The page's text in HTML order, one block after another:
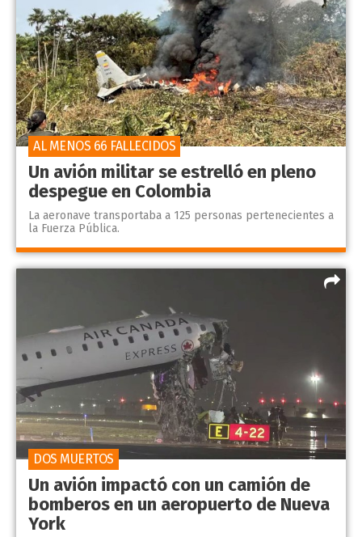
Un avión militar se estrelló en pleno
despegue en Colombia
La aeronave transportaba a 125 personas pertenecientes a
la Fuerza Pública.
AL MENOS 66 FALLECIDOS
Un avión impactó con un camión de
bomberos en un aeropuerto de Nueva
York
DOS MUERTOS